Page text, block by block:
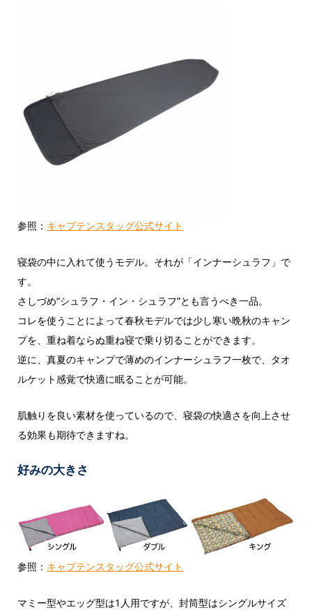
参照： キャプテンスタッグ公式サイト
寝袋の中に入れて使うモデル。それが「インナーシュラフ」で
す。
さしづめ“シュラフ・イン・シュラフ”とも言うべき一品。
コレを使うことによって春秋モデルでは少し寒い晩秋のキャン
プを、重ね着ならぬ重ね寝で乗り切ることができます。
逆に、真夏のキャンプで薄めのインナーシュラフ一枚で、タオ
ルケット感覚で快適に眠ることが可能。
肌触りを良い素材を使っているので、寝袋の快適さを向上させ
る効果も期待できますね。
好みの大きさ
参照： キャプテンスタッグ公式サイト
マミー型やエッグ型は1人用ですが、封筒型はシングルサイズ